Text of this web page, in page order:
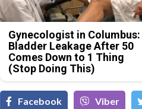
Gynecologist in Columbus:
Bladder Leakage After 50
Comes Down to 1 Thing
(Stop Doing This)
Facebook Viber